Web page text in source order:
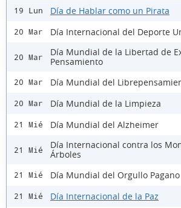
19 Lun Día de Hablar como un Pirata
20 Mar Día Internacional del Deporte
20 Mar
Día Mundial de la Libertad de
Pensamiento
20 Mar Día Mundial del
20 Mar Día Mundial de la Limpieza
21 Mié Día Mundial del Alzheimer
21 Mié
Día Internacional contra los
Árboles
21 Mié Día Mundial del Orgullo Pagano
21 Mié Día Internacional de la Paz